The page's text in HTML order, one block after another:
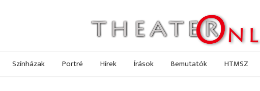
Színházak Portré Hírek Írások Bemutatók HTMSZ